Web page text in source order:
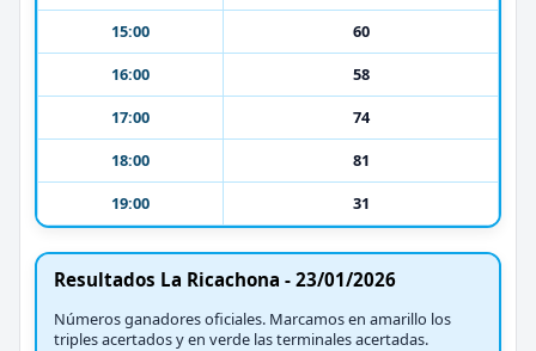
15:00
60
16:00
58
17:00
74
18:00
81
19:00
31
Resultados La Ricachona - 23/01/2026
Números ganadores oficiales. Marcamos en amarillo los
triples acertados y en verde las terminales acertadas.